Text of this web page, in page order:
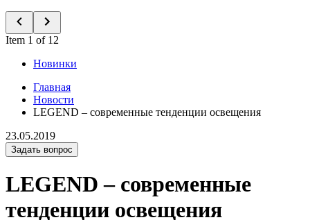
Item 1 of 12
Новинки
Главная
Новости
LEGEND – современные тенденции освещения
23.05.2019
Задать вопрос
LEGEND – современные
тенденции освещения